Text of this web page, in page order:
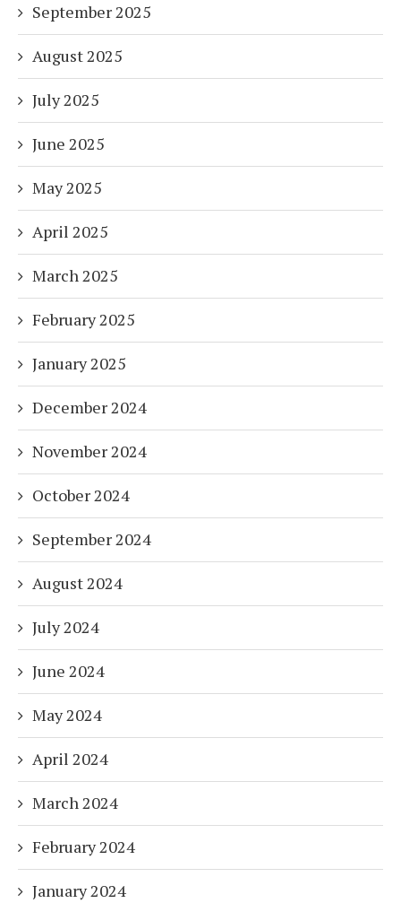
September 2025
August 2025
July 2025
June 2025
May 2025
April 2025
March 2025
February 2025
January 2025
December 2024
November 2024
October 2024
September 2024
August 2024
July 2024
June 2024
May 2024
April 2024
March 2024
February 2024
January 2024